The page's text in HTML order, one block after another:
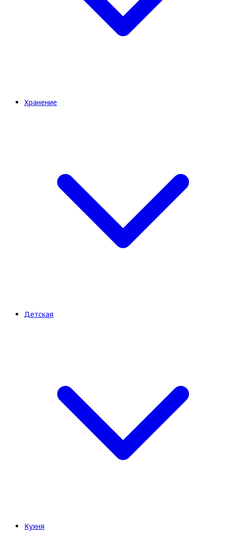
Хранение
Детская
Кухня